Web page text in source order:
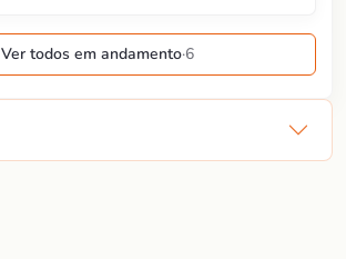
Ver todos em andamento·6